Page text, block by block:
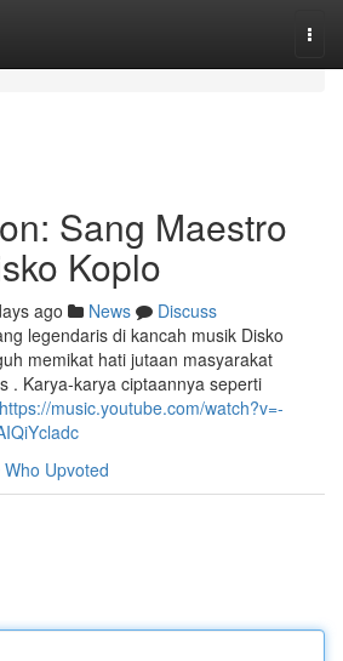
Sang Maestro
Koplo
ago News
Discuss
legendaris di kancah musik Disko
memikat hati jutaan masyarakat
. Karya-karya ciptaannya seperti
https://music.youtube.com/watch?v=-
Who Upvoted